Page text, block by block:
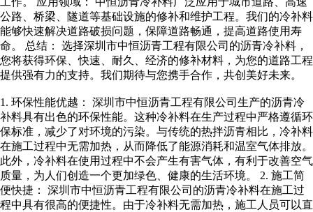
公路、桥梁、隧道等基础设施的修补和维护工程。我们的冷补料
能够快速解决道路破损问题，保障道路畅通，提高道路使用寿
命。 总结： 选择深圳市中恒沥青工程有限公司的沥青冷补料，
您将获得环保、快速、耐久、经济的修补材料，为您的道路工程
提供强有力的支持。我们期待与您携手合作，共创美好未来。
1. 环保性能优越： 深圳市中恒沥青工程有限公司生产的沥青冷
补料具有出色的环保性能。这种冷补料在生产过程中严格遵循环
保标准，减少了对环境的污染。与传统的热拌沥青相比，冷补料
在施工过程中无需加热，从而降低了能源消耗和温室气体排放。
此外，冷补料在使用过程中不会产生有害气体，有利于改善空气
质量，为人们创造一个更加绿色、健康的生活环境。 2. 施工简
便快捷： 深圳市中恒沥青工程有限公司的沥青冷补料在施工过
程中具有很高的便捷性。由于冷补料无需加热，施工人员可以直